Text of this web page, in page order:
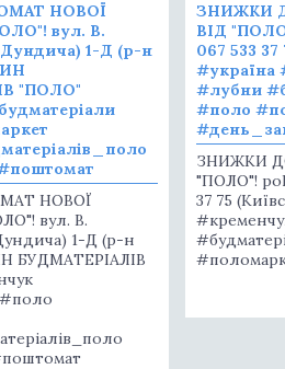
НОВОЇ
вул. В.
1-Д (р-н
"ПОЛО"
НОВОЇ
вул. В.
1-Д (р-н
БУДМАТЕРІАЛІВ
ЗНИЖКИ
ВІД
067 533
#україна
#лубни
#поло
ЗНИЖКИ
"ПОЛО"!
37 75